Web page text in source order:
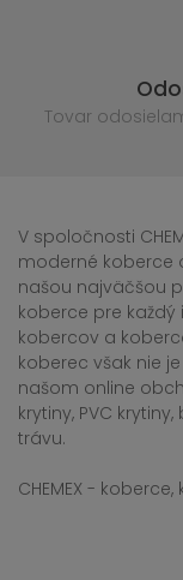
Tovar
V spoločnosti
moderné koberce
našou najväčšou
koberce pre
kobercov a
koberec však nie
našom online
krytiny, PVC
trávu.
CHEMEX -